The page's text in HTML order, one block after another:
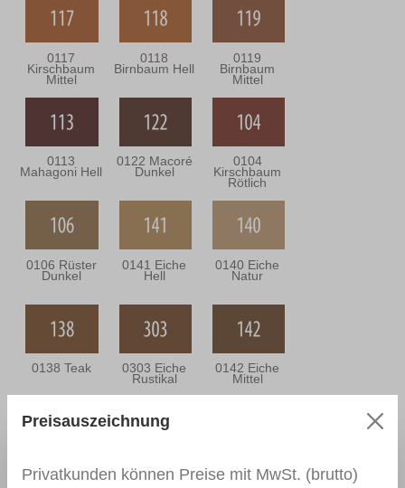
0117
Kirschbaum
Mittel
0118
Birnbaum Hell
0119
Birnbaum
Mittel
0113
Mahagoni Hell
0122 Macoré
Dunkel
0104
Kirschbaum
Rötlich
0106 Rüster
Dunkel
0141 Eiche
Hell
0140 Eiche
Natur
0138 Teak 0303 Eiche
Rustikal
0142 Eiche
Mittel
0302 Eiche
Bräunlich
0143 Eiche
Dunkel
0301 Eiche
Grünlich
Preisauszeichnung
Privatkunden können Preise mit MwSt. (brutto)